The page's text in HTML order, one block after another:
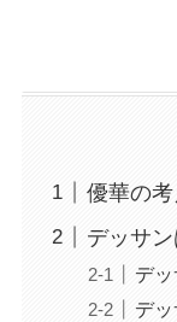
優華の
デッサ
デ
デ